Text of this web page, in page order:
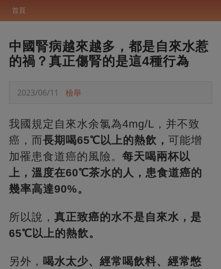
首頁
中國腎病越來越多，都是自來水惹
的禍？真正傷腎的是這4種行為
2023/06/11 檢舉
我國規定自來水余氯為4mg/L，并不致
癌，而長期喝65℃以上的熱飲， 可能增
加罹患食道癌的風險。 每天喝兩杯以
上，溫度在60℃茶水的人，患食道癌的
幾率高達90%。
所以說， 真正致癌的水不是自來水，是
65℃以上的熱飲。
另外， 喝水太少、經常喝飲料、經常憋